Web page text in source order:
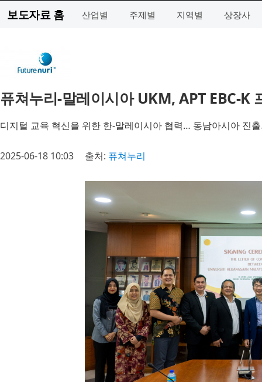
보도자료 홈 산업별 주제별 지역별 상장사
퓨쳐누리-말레이시아 UKM, APT EBC-K
디지털 교육 혁신을 위한 한-말레이시아 협력… 동남아시아 진
2025-06-18 10:03 출처: 퓨쳐누리